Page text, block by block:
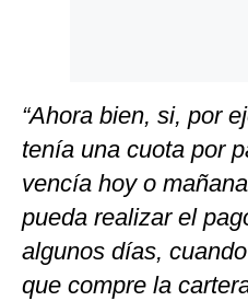
“Ahora bien, si, por
tenía una cuota por
vencía hoy o
pueda realizar el
algunos días,
que compre la